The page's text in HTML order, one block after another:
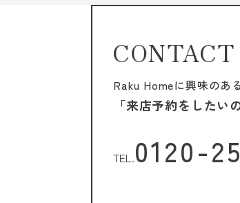
Raku Homeに興味のあ
「来店予約をしたい
TEL.0120-